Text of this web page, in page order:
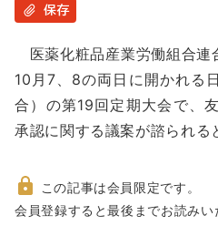
に
保存
医薬化粧品産業労働組合連
10月7、8の両日に開かれる
合）の第19回定期大会で、
承認に関する議案が諮られ
非
この記事は会員限定です。
会員登録すると最後までお読みい